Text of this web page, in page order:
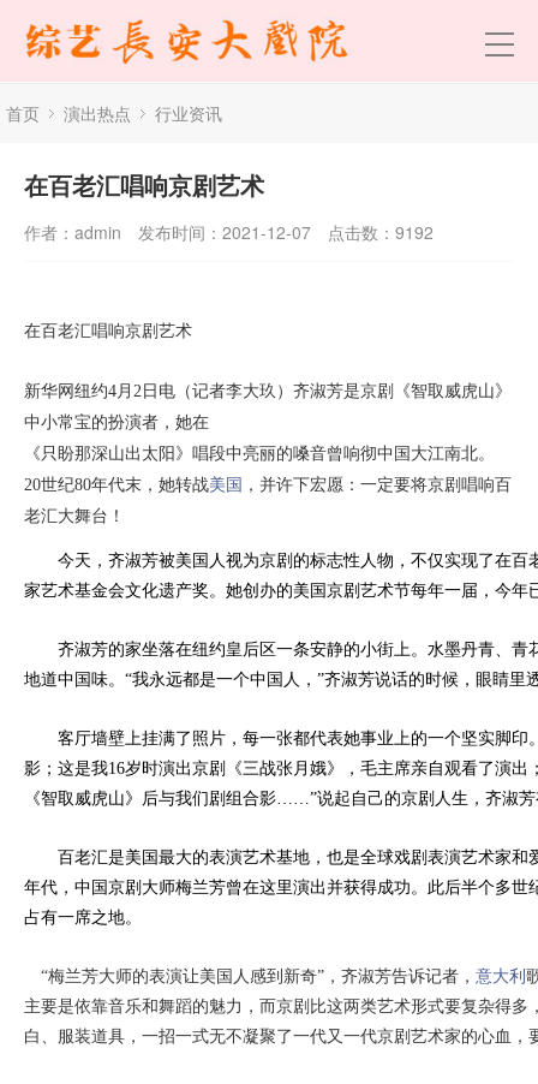
首页 演出热点 行业资讯
在百老汇唱响京剧艺术
作者：admin 发布时间：2021-12-07 点击数： 9192
在百老汇唱响京剧艺术
新华网纽约4月2日电（记者李大玖）齐淑芳是京剧《智取威虎山》
中小常宝的扮演者，她在
《只盼那深山出太阳》唱段中亮丽的嗓音曾响彻中国大江南北。
20世纪80年代末，她转战美国 ，并许下宏愿：一定要将京剧唱响百
老汇大舞台！
今天，齐淑芳被美国人视为京剧的标志性人物，不仅实现了在百
家艺术基金会文化遗产奖。她创办的美国京剧艺术节每年一届，今年
齐淑芳的家坐落在纽约皇后区一条安静的小街上。水墨丹青、青
地道中国味。“我永远都是一个中国人，”齐淑芳说话的时候，眼睛里
客厅墙壁上挂满了照片，每一张都代表她事业上的一个坚实脚印
影；这是我16岁时演出京剧《三战张月娥》，毛主席亲自观看了演出
《智取威虎山》后与我们剧组合影……”说起自己的京剧人生，齐淑
百老汇是美国最大的表演艺术基地，也是全球戏剧表演艺术家和
年代，中国京剧大师梅兰芳曾在这里演出并获得成功。此后半个多世
占有一席之地。
“梅兰芳大师的表演让美国人感到新奇”，齐淑芳告诉记者， 意大利
主要是依靠音乐和舞蹈的魅力，而京剧比这两类艺术形式要复杂得多
白、服装道具，一招一式无不凝聚了一代又一代京剧艺术家的心血，